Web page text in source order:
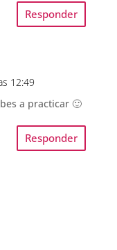
Responder
12:49
a practicar 🙂
Responder